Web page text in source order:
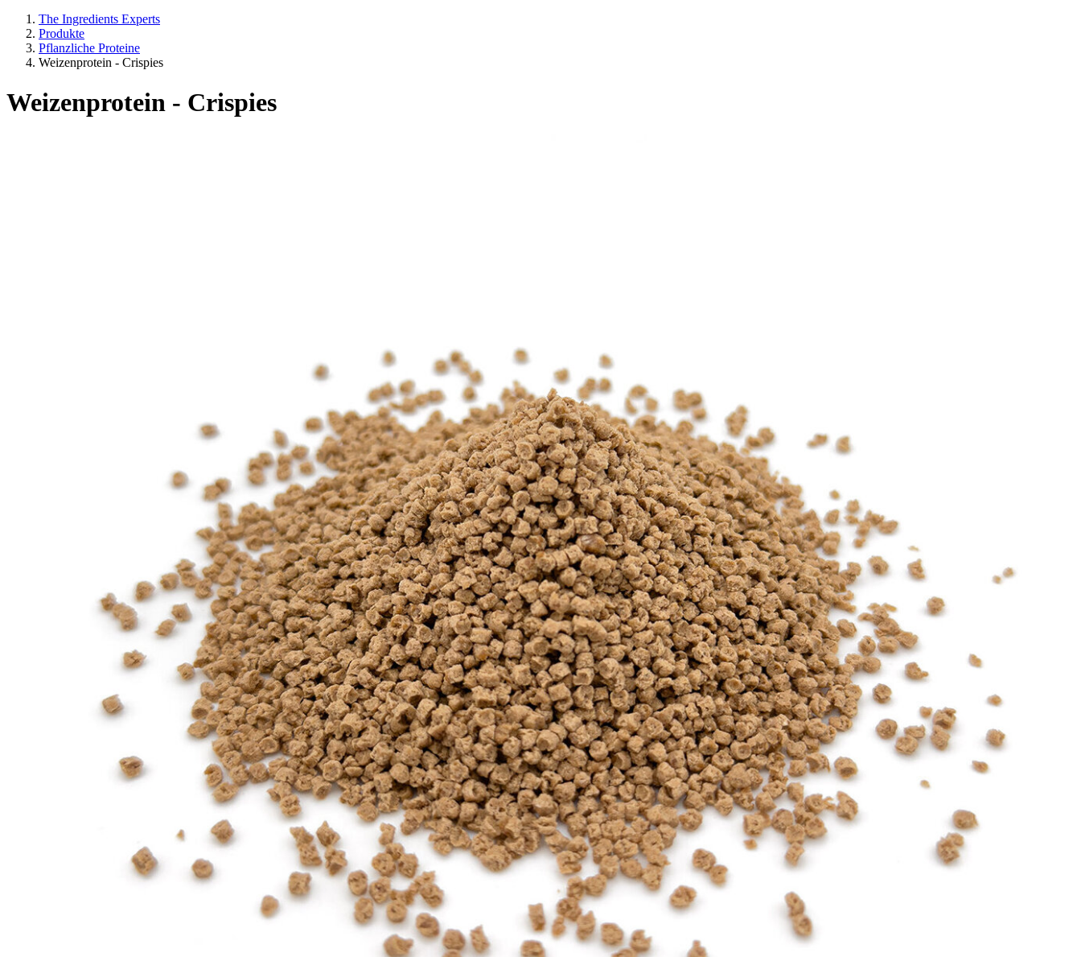
The Ingredients Experts
Produkte
Pflanzliche Proteine
Weizenprotein - Crispies
Weizenprotein - Crispies